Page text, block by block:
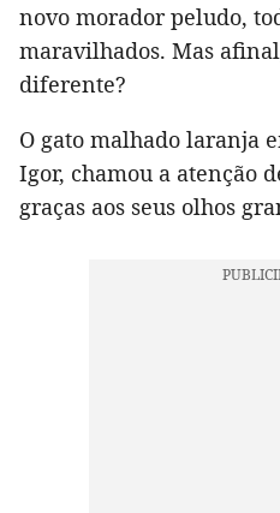
novo morador peludo,
maravilhados. Mas
diferente?
O gato malhado laranja
Igor, chamou a atenção
graças aos seus olhos